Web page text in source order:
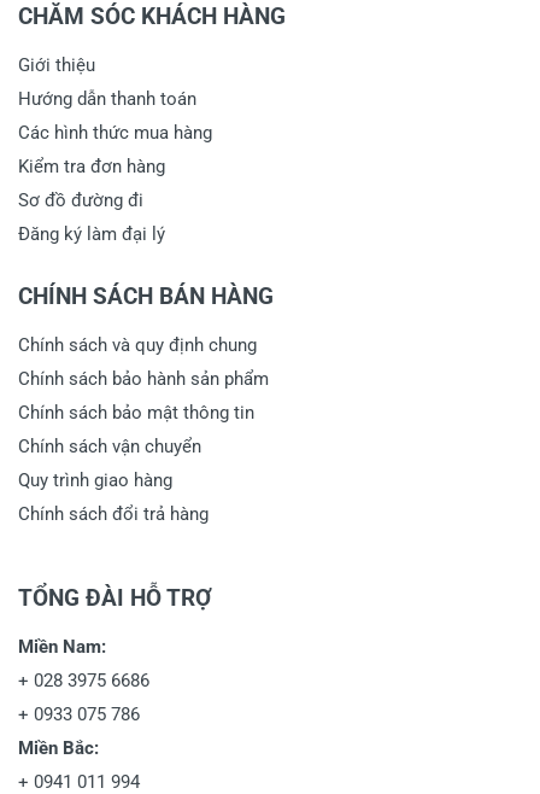
CHĂM SÓC KHÁCH HÀNG
Giới thiệu
Hướng dẫn thanh toán
Các hình thức mua hàng
Kiểm tra đơn hàng
Sơ đồ đường đi
Đăng ký làm đại lý
CHÍNH SÁCH BÁN HÀNG
Chính sách và quy định chung
Chính sách bảo hành sản phẩm
Chính sách bảo mật thông tin
Chính sách vận chuyển
Quy trình giao hàng
Chính sách đổi trả hàng
TỔNG ĐÀI HỖ TRỢ
Miền Nam:
+ 028 3975 6686
+ 0933 075 786
Miền Bắc:
+ 0941 011 994